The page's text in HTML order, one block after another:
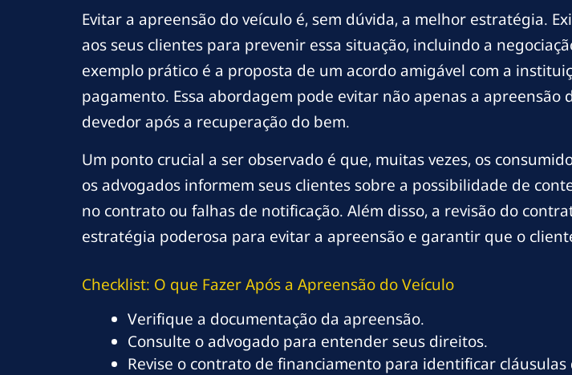
Evitar a apreensão do veículo é, sem dúvida, a melhor estratégia.
aos seus clientes para prevenir essa situação, incluindo a
exemplo prático é a proposta de um acordo amigável com a
pagamento. Essa abordagem pode evitar não apenas a
devedor após a recuperação do bem.
Um ponto crucial a ser observado é que, muitas vezes, os
os advogados informem seus clientes sobre a possibilidade de
no contrato ou falhas de notificação. Além disso, a revisão do
estratégia poderosa para evitar a apreensão e garantir que o
Checklist: O que Fazer Após a Apreensão do Veículo
Verifique a documentação da apreensão.
Consulte o advogado para entender seus direitos.
Revise o contrato de financiamento para identificar